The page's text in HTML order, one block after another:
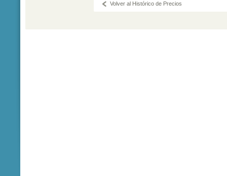
Volver al Histórico de Precios